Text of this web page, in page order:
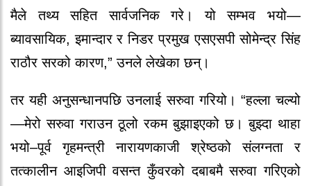
मैले तथ्य सहित सार्वजनिक गरे। यो सम्भव भयो—
ब्यावसायिक, इमान्दार र निडर प्रमुख एसएसपी सोमेन्द्र सिंह
राठौर सरको कारण,” उनले लेखेका छन्।
तर यही अनुसन्धानपछि उनलाई सरुवा गरियो। “हल्ला चल्यो
—मेरो सरुवा गराउन ठूलो रकम बुझाइएको छ। बुझ्दा थाहा
भयो–पूर्व गृहमन्त्री नारायणकाजी श्रेष्ठको संलग्नता र
तत्कालीन आइजिपी वसन्त कुँवरको दबाबमै सरुवा गरिएको